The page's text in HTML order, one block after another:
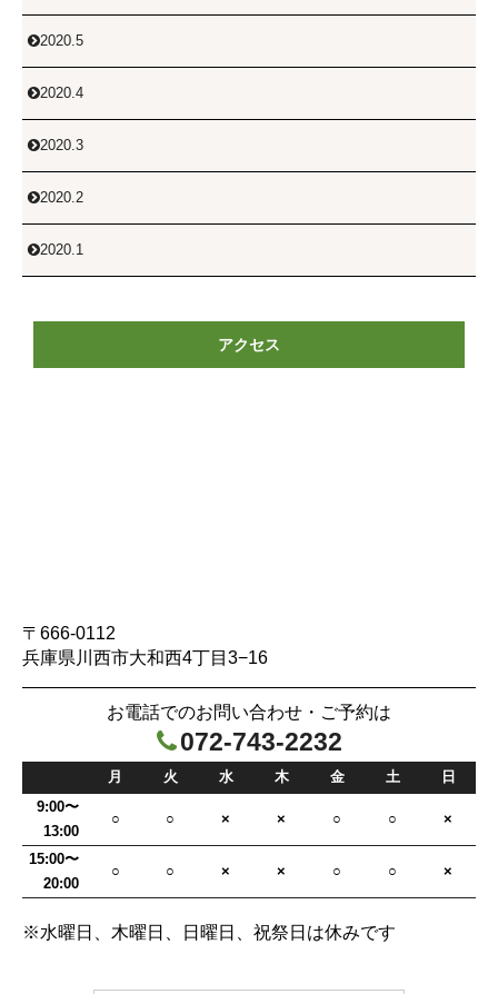
2020.5
2020.4
2020.3
2020.2
2020.1
アクセス
〒666-0112
兵庫県川西市大和西4丁目3−16
お電話でのお問い合わせ・ご予約は
072-743-2232
月 火 水 木 金 土
日
9:00〜
13:00
○ ○ × × ○ ○ ×
15:00〜
20:00
○ ○ × × ○ ○ ×
※水曜日、木曜日、日曜日、祝祭日は休みです